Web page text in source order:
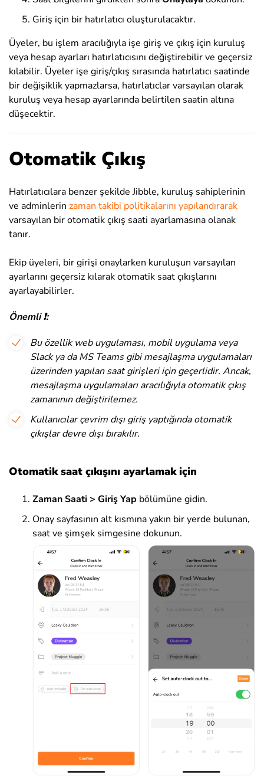
Giriş için bir hatırlatıcı oluşturulacaktır.
Üyeler, bu işlem aracılığıyla işe giriş ve çıkış için kuruluş
veya hesap ayarları hatırlatıcısını değiştirebilir ve geçersiz
kılabilir. Üyeler işe giriş/çıkış sırasında hatırlatıcı saatinde
bir değişiklik yapmazlarsa, hatırlatıclar varsayılan olarak
kuruluş veya hesap ayarlarında belirtilen saatin altına
düşecektir.
Otomatik Çıkış
Hatırlatıcılara benzer şekilde Jibble, kuruluş sahiplerinin
ve adminlerin zaman takibi politikalarını yapılandırarak
varsayılan bir otomatik çıkış saati ayarlamasına olanak
tanır.
Ekip üyeleri, bir girişi onaylarken kuruluşun varsayılan
ayarlarını geçersiz kılarak otomatik saat çıkışlarını
ayarlayabilirler.
Önemli ❗:
Bu özellik web uygulaması, mobil uygulama veya
Slack ya da MS Teams gibi mesajlaşma uygulamaları
üzerinden yapılan saat girişleri için geçerlidir. Ancak,
mesajlaşma uygulamaları aracılığıyla otomatik çıkış
zamanının değiştirilemez.
Kullanıcılar çevrim dışı giriş yaptığında otomatik
çıkışlar devre dışı bırakılır.
Otomatik saat çıkışını ayarlamak için
Zaman Saati > Giriş Yap bölümüne gidin.
Onay sayfasının alt kısmına yakın bir yerde bulunan,
saat ve şimşek simgesine dokunun.